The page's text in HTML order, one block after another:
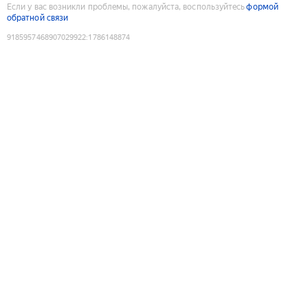
Если у вас возникли проблемы, пожалуйста, воспользуйтесьформой
обратной связи
9185957468907029922:1786148874